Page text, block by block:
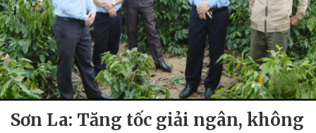
Sơn La: Tăng tốc giải ngân, không